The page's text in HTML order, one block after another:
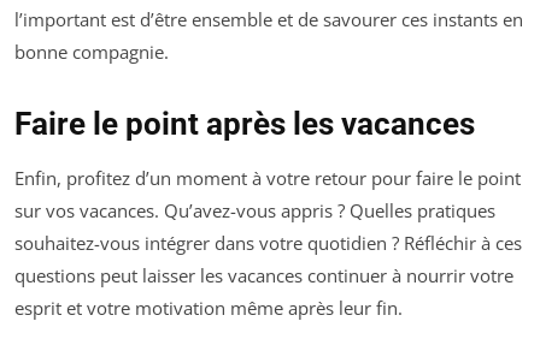
l’important est d’être ensemble et de savourer ces instants en
bonne compagnie.
Faire le point après les vacances
Enfin, profitez d’un moment à votre retour pour faire le point
sur vos vacances. Qu’avez-vous appris ? Quelles pratiques
souhaitez-vous intégrer dans votre quotidien ? Réfléchir à ces
questions peut laisser les vacances continuer à nourrir votre
esprit et votre motivation même après leur fin.